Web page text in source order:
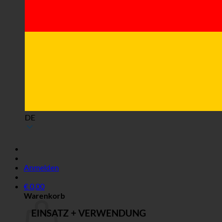
DE
Anmelden
€0,00
Warenkorb
EINSATZ + VERWENDUNG